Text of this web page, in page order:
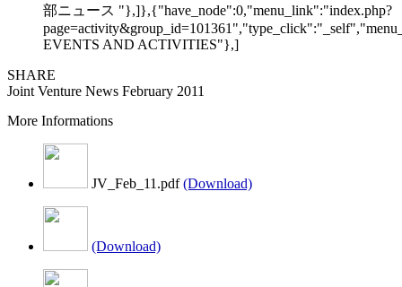
部ニュース "},]},{"have_node":0,"menu_link":"index.php?
EVENTS AND ACTIVITIES"},]
SHARE
Joint Venture News February 2011
More Informations
JV_Feb_11.pdf (Download)
(Download)